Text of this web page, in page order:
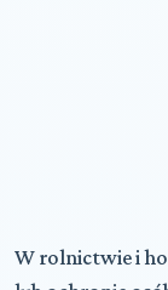
W rolnictwie i